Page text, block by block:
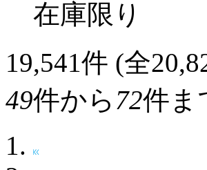
在庫限り
19,541件 (全
49件から 72件ま